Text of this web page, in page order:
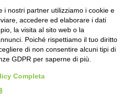
i nostri partner utilizziamo i cookie e
accedere ed elaborare i dati
la visita al sito web o la
Poiché rispettiamo il tuo diritto
di non consentire alcuni tipi di
GDPR per saperne di più.
Completa